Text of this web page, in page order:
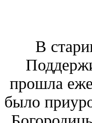
В
прошла
было